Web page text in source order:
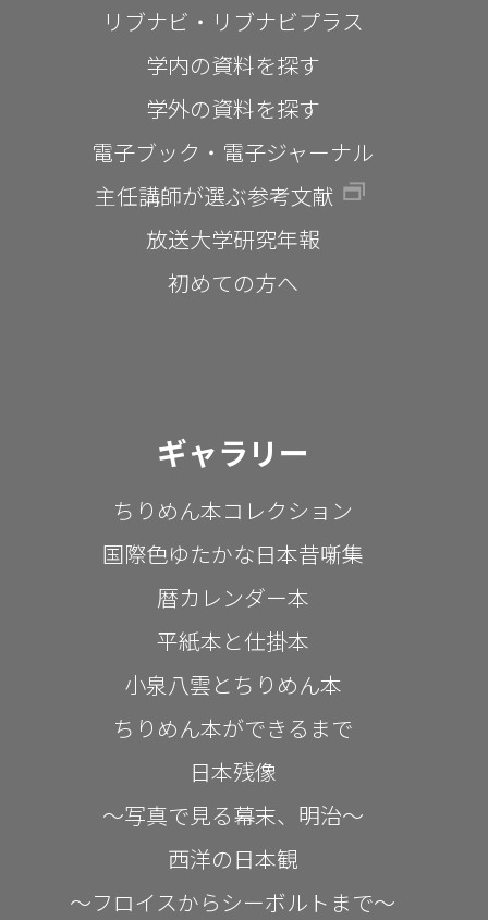
リブナビ・リブナビプラス
学内の資料を探す
学外の資料を探す
電子ブック・電子ジャーナル
主任講師が選ぶ参考文献
放送大学研究年報
初めての方へ
ギャラリー
ちりめん本コレクション
国際色ゆたかな日本昔噺集
暦カレンダー本
平紙本と仕掛本
小泉八雲とちりめん本
ちりめん本ができるまで
日本残像
～写真で見る幕末、明治～
西洋の日本観
～フロイスからシーボルトまで～